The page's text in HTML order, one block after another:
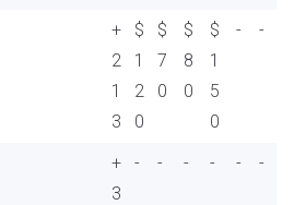
+
2
1
3
$
1
2
0
$
7
0
$
8
0
$
1
5
0
- -
+
3
- - - - - -